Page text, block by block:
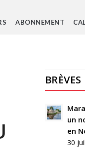
ABONNEMENT
Laisser
un
en
30